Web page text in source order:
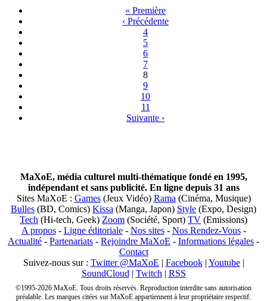
« Première
‹ Précédente
4
5
6
7
8
9
10
11
Suivante ›
MaXoE, média culturel multi-thématique fondé en 1995,
indépendant et sans publicité. En ligne depuis 31 ans
Sites MaXoE : Games(Jeux Vidéo) Rama (Cinéma, Musique)
Bulles (BD, Comics) Kissa (Manga, Japon) Style (Expo, Design)
Tech (Hi-tech, Geek) Zoom (Société, Sport) TV (Emissions)
A propos- Ligne éditoriale- Nos sites- Nos Rendez-Vous-
Actualité - Partenariats - Rejoindre MaXoE - Informations légales -
Contact
Suivez-nous sur : Twitter @MaXoE | Facebook| Youtube|
SoundCloud | Twitch | RSS
©1995-2026 MaXoE. Tous droits réservés. Reproduction interdite sans autorisation
préalable. Les marques citées sur MaXoE appartiennent à leur propriétaire respectif.